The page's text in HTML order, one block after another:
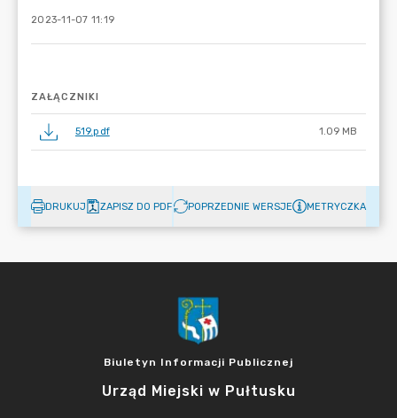
2023-11-07 11:19
ZAŁĄCZNIKI
519.pdf 1.09 MB
DRUKUJ ZAPISZ DO PDF POPRZEDNIE WERSJE METRYCZKA
Biuletyn Informacji Publicznej
Urząd Miejski w Pułtusku